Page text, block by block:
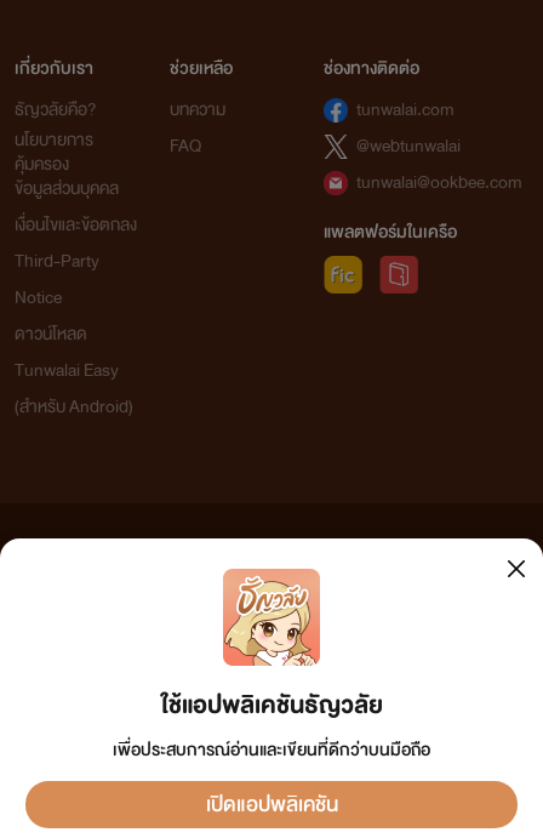
ใช้แอปพลิเคชันธัญวลัย
เพื่อประสบการณ์อ่านและเขียนที่ดีกว่าบนมือถือ
เปิดแอปพลิเคชัน
เกี่ยวกับเรา
ธัญวลัยคือ?
นโยบายการ
คุ้มครอง
ข้อมูลส่วนบุคคล
เงื่อนไขและข้อตกลง
Third-Party
Notice
ดาวน์โหลด
Tunwalai Easy
(สำหรับ Android)
ช่วยเหลือ
บทความ
FAQ
ช่องทางติดต่อ
tunwalai.com
@webtunwalai
tunwalai@ookbee.com
แพลตฟอร์มในเครือ
เว็บไซต์แห่งนี้ไม่ได้เห็นด้วยและไม่ขอรับผิดชอบต่อข้อความใดๆ ทั้งสิ้น ดังนั้นผู้อ่านทุกท่านโปรดใช้
วิจารณญาณในการกลั่นกรองด้วยตนเอง และหากท่านพบข้อความใดๆ ที่ขัดต่อกฎหมายและศีลธรรม
กรุณาแจ้งมาที่ tunwalai@ookbee.com เพื่อทีมงานจะได้ดำเนินการในทันที ทั้งนี้ ทางเว็บไซต์ขอสงวน
ลิขสิทธิ์ตามพระราชบัญญัติลิขสิทธิ์ (ฉบับเพิ่มเติม) พ.ศ.2558